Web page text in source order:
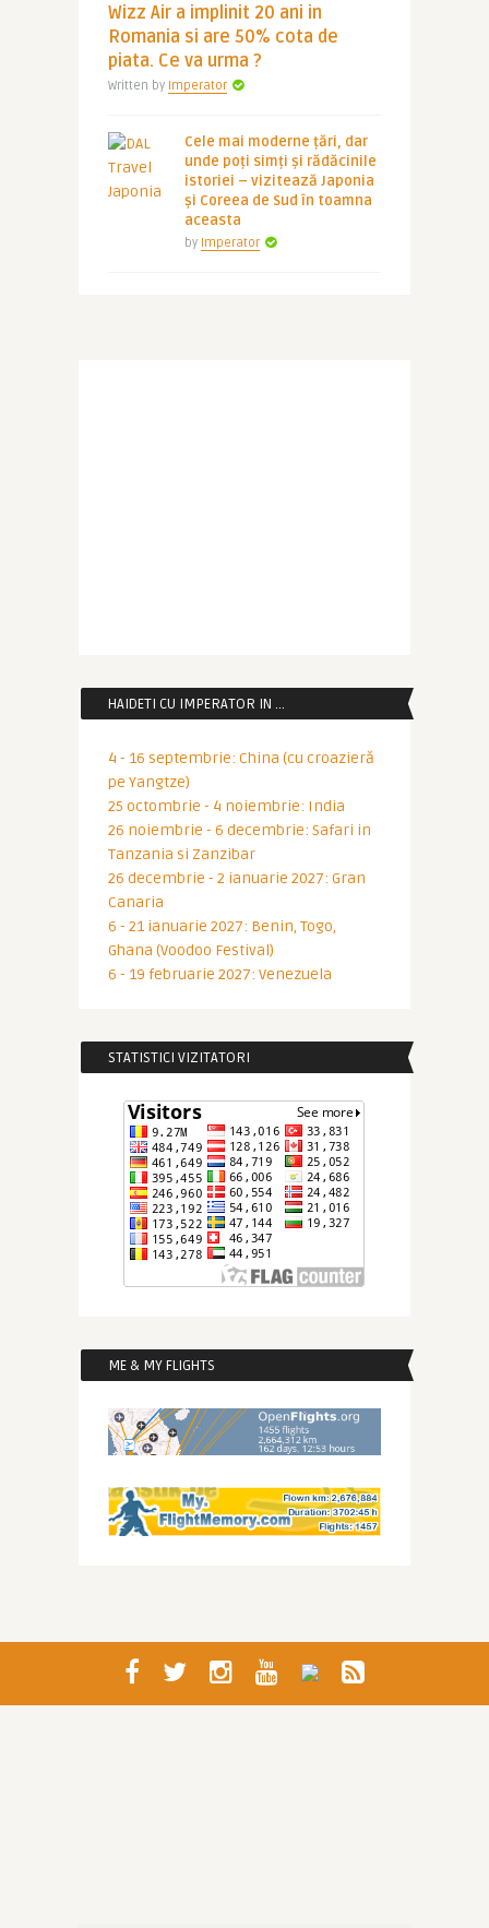
Wizz Air a implinit 20 ani in
Romania si are 50% cota de
piata. Ce va urma ?
Written by Imperator
Cele mai moderne țări, dar
unde poți simți și rădăcinile
istoriei – vizitează Japonia
și Coreea de Sud în toamna
aceasta
by Imperator
HAIDETI CU IMPERATOR IN …
4 - 16 septembrie: China (cu croazieră
pe Yangtze)
25 octombrie - 4 noiembrie: India
26 noiembrie - 6 decembrie: Safari in
Tanzania si Zanzibar
26 decembrie - 2 ianuarie 2027: Gran
Canaria
6 - 21 ianuarie 2027: Benin, Togo,
Ghana (Voodoo Festival)
6 - 19 februarie 2027: Venezuela
STATISTICI VIZITATORI
ME & MY FLIGHTS